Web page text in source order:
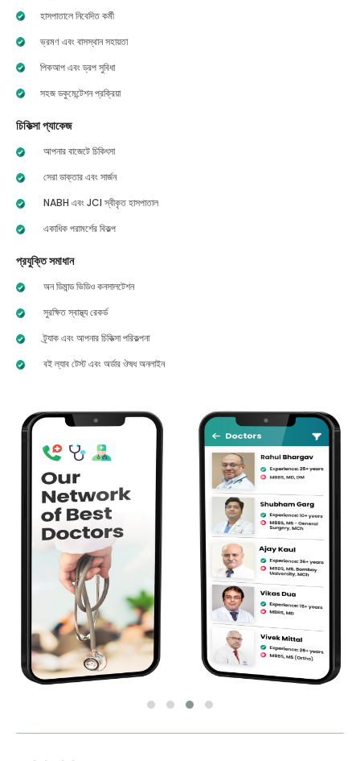
হাসপাতালে নিবেদিত কর্মী
ভ্রমণ এবং বাসস্থান সহায়তা
পিকআপ এবং ড্রপ সুবিধা
সহজ ডকুমেন্টেশন প্রক্রিয়া
চিকিত্সা প্যাকেজ
আপনার বাজেটে চিকিৎসা
সেরা ডাক্তার এবং সার্জন
NABH এবং JCI স্বীকৃত হাসপাতাল
একাধিক পরামর্শের বিকল্প
প্রযুক্তি সমাধান
অন ডিমান্ড ভিডিও কনসালটেশন
সুরক্ষিত স্বাস্থ্য রেকর্ড
ট্র্যাক এবং আপনার চিকিত্সা পরিকল্পনা
বই ল্যাব টেস্ট এবং অর্ডার ঔষধ অনলাইন